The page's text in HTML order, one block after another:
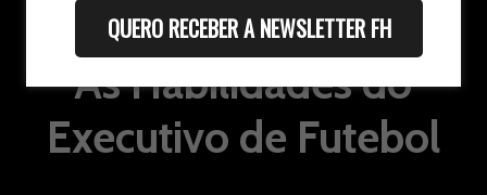
QUERO RECEBER A NEWSLETTER FH
DESTAQUES
As Habilidades do
Executivo de Futebol